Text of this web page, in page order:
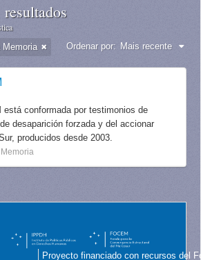
Memoria Ordenar por: Mais recente
está conformada por testimonios de
desaparición forzada y del accionar
producidos desde 2003.
Proyecto financiado con recursos del